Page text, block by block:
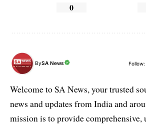
0
BySA News Follow:
Welcome to SA News, your trusted
news and updates from India and
mission is to provide comprehensive,